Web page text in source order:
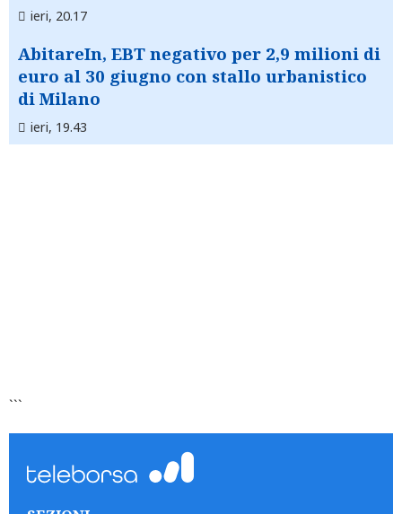
ieri, 20.17
AbitareIn, EBT negativo per 2,9 milioni di
euro al 30 giugno con stallo urbanistico
di Milano
ieri, 19.43
```